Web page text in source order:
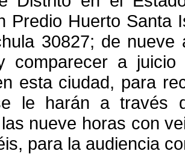
Predio Huerto Santa
30827; de
comparecer a juicio
esta ciudad, para
le harán a través
nueve horas con
, para la audiencia